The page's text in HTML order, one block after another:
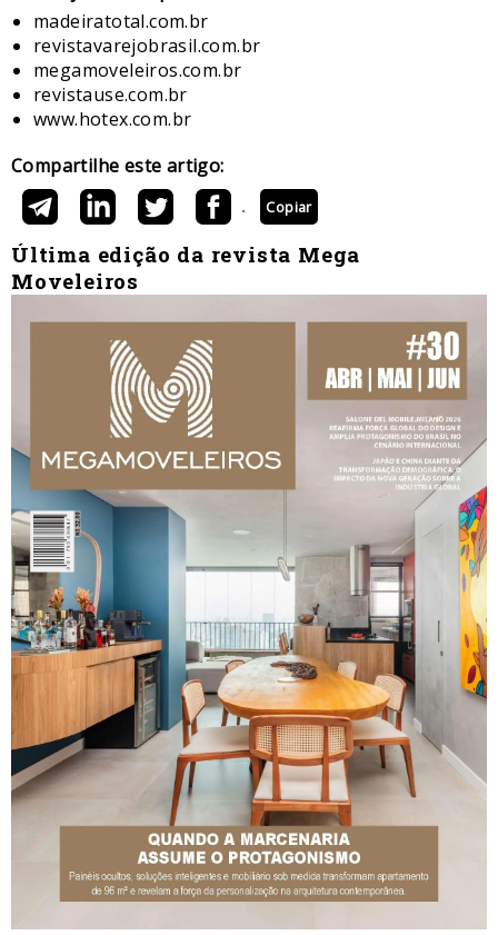
madeiratotal.com.br
revistavarejobrasil.com.br
megamoveleiros.com.br
revistause.com.br
www.hotex.com.br
Compartilhe este artigo:
Copiar
Última edição da revista Mega
Moveleiros